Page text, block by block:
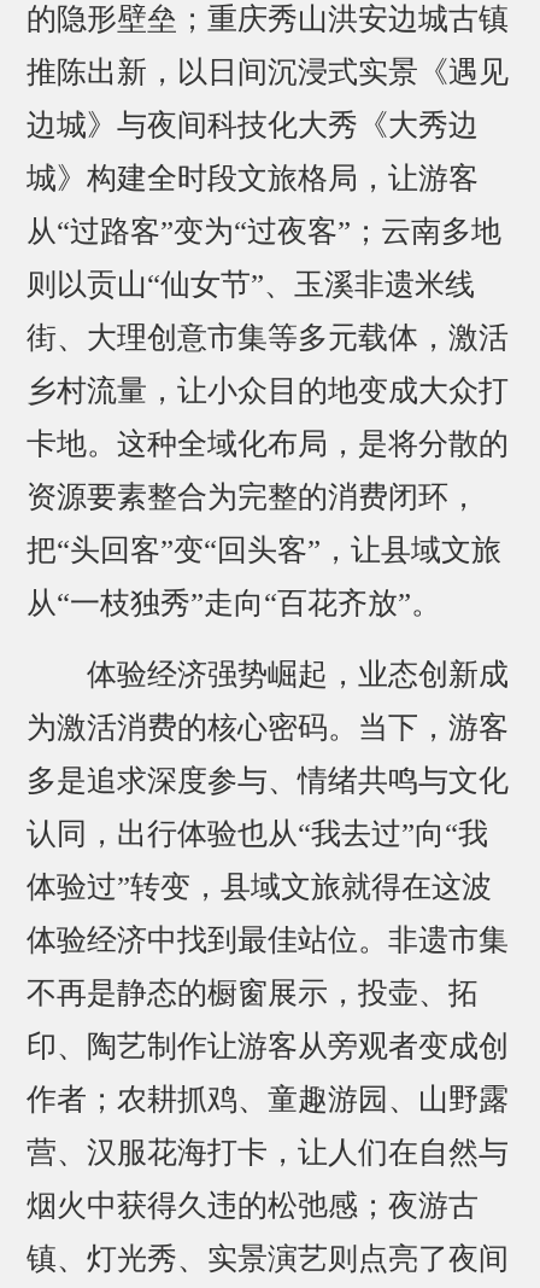
的隐形壁垒；重庆秀山洪安边城古镇
推陈出新，以日间沉浸式实景《遇见
边城》与夜间科技化大秀《大秀边
城》构建全时段文旅格局，让游客
从“过路客”变为“过夜客”；云南多地
则以贡山“仙女节”、玉溪非遗米线
街、大理创意市集等多元载体，激活
乡村流量，让小众目的地变成大众打
卡地。这种全域化布局，是将分散的
资源要素整合为完整的消费闭环，
把“头回客”变“回头客”，让县域文旅
从“一枝独秀”走向“百花齐放”。
体验经济强势崛起，业态创新成
为激活消费的核心密码。当下，游客
多是追求深度参与、情绪共鸣与文化
认同，出行体验也从“我去过”向“我
体验过”转变，县域文旅就得在这波
体验经济中找到最佳站位。非遗市集
不再是静态的橱窗展示，投壶、拓
印、陶艺制作让游客从旁观者变成创
作者；农耕抓鸡、童趣游园、山野露
营、汉服花海打卡，让人们在自然与
烟火中获得久违的松弛感；夜游古
镇、灯光秀、实景演艺则点亮了夜间